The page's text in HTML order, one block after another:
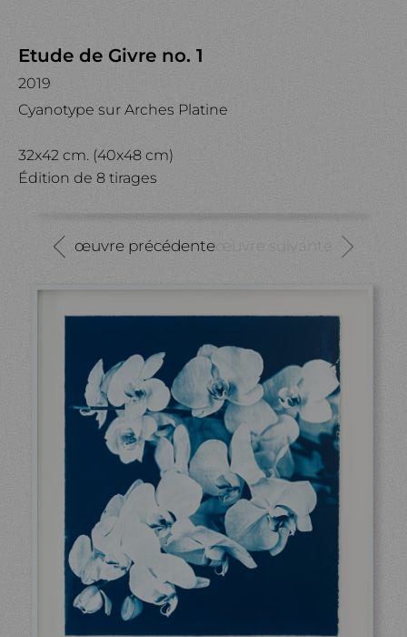
Etude de Givre no. 1
2019
Cyanotype sur Arches Platine
32x42 cm. (40x48 cm)
Édition de 8 tirages
œuvre précédente œuvre suivante